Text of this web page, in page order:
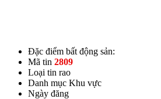
Đặc điểm bất động sản:
Mã tin 2809
Loại tin rao
Danh mục Khu vực
Ngày đăng